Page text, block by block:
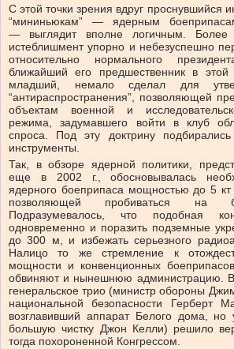
С этой точки зрения вдруг проснувшийся
“мининьюкам” — ядерным
— выглядит вполне логичным. Более
истеблишмент упорно и небезуспешно
относительно нормального
ближайший его предшественник в
младший, немало сделал для
“антираспространения”, позволяющей
объектам военной и
режима, задумавшего войти в клуб
спроса. Под эту доктрину
инструменты.
Так, в обзоре ядерной политики,
еще в 2002 г., обосновывалась
ядерного боеприпаса мощностью до 5 кт
позволяющей пробиваться на
Подразумевалось, что подобная
одновременно и поразить подземные
до 300 м, и избежать серьезного
Налицо то же стремление к
мощности и конвенционных
обвиняют и нынешнюю администрацию.
генеральское трио (министр обороны
национальной безопасности Герберт
возглавивший аппарат Белого дома, но
большую чистку Джон Келли) решило
тогда похороненной Конгрессом.